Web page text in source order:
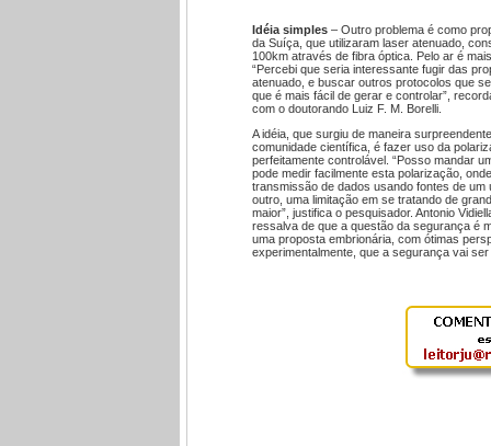
Idéia simples– Outro problema é como
da Suíça, que utilizaram laser atenuado,
100km através de fibra óptica. Pelo ar é
“Percebi que seria interessante fugir das
atenuado, e buscar outros protocolos que
que é mais fácil de gerar e controlar”,
com o doutorando Luiz F. M. Borelli.
A idéia, que surgiu de maneira
comunidade científica, é fazer uso da
perfeitamente controlável. “Posso mandar
pode medir facilmente esta polarização,
transmissão de dados usando fontes de um
outro, uma limitação em se tratando de
maior”, justifica o pesquisador. Antonio
ressalva de que a questão da segurança é
uma proposta embrionária, com ótimas
experimentalmente, que a segurança vai ser